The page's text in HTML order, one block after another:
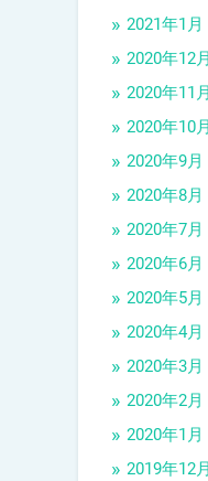
2021年1月
2020年12月
2020年11月
2020年10月
2020年9月
2020年8月
2020年7月
2020年6月
2020年5月
2020年4月
2020年3月
2020年2月
2020年1月
2019年12月